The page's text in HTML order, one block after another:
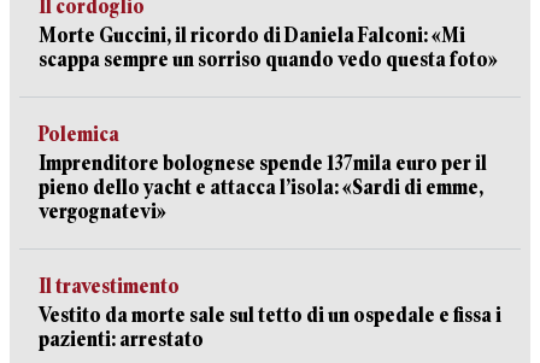
Il cordoglio
Morte Guccini, il ricordo di Daniela Falconi: «Mi
scappa sempre un sorriso quando vedo questa foto»
Polemica
Imprenditore bolognese spende 137mila euro per il
pieno dello yacht e attacca l’isola: «Sardi di emme,
vergognatevi»
Il travestimento
Vestito da morte sale sul tetto di un ospedale e fissa i
pazienti: arrestato